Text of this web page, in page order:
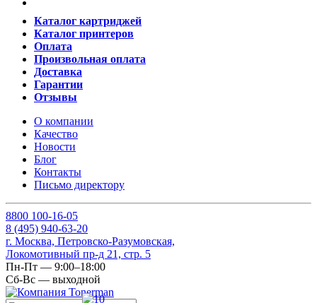
Каталог картриджей
Каталог принтеров
Оплата
Произвольная оплата
Доставка
Гарантии
Отзывы
О компании
Качество
Новости
Блог
Контакты
Письмо директору
8800 100-16-05
8 (495) 940-63-20
г. Москва, Петровско-Разумовская,
Локомотивный пр-д 21, стр. 5
Пн-Пт — 9:00–18:00
Сб-Вс — выходной